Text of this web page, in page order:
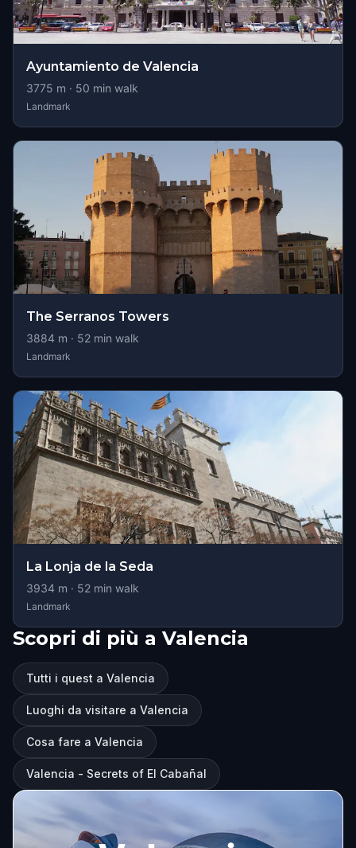
Ayuntamiento de Valencia
3775 m · 50 min walk
Landmark
The Serranos Towers
3884 m · 52 min walk
Landmark
La Lonja de la Seda
3934 m · 52 min walk
Landmark
Scopri di più a Valencia
Tutti i quest a Valencia
Luoghi da visitare a Valencia
Cosa fare a Valencia
Valencia - Secrets of El Cabañal